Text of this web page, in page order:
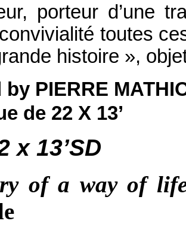
porteur d’une
toutes
histoire »,
by PIERRE
de 22 X 13’
x 13’SD
of a way of